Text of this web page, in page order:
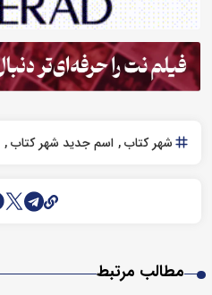
شهر کتاب اسم جدید شهر کتاب
مطالب مرتبط